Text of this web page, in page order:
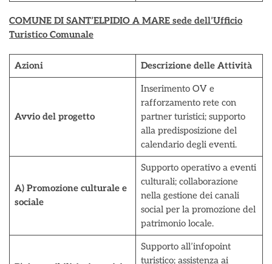
COMUNE DI SANT’ELPIDIO A MARE sede dell’Ufficio
Turistico Comunale
Azioni Descrizione delle Attività
Avvio del progetto
Inserimento OV e
rafforzamento rete con
partner turistici; supporto
alla predisposizione del
calendario degli eventi.
A) Promozione culturale e
sociale
Supporto operativo a eventi
culturali; collaborazione
nella gestione dei canali
social per la promozione del
patrimonio locale.
Supporto all’infopoint
turistico; assistenza ai